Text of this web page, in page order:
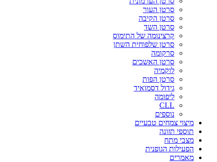
סרטן העור
סרטן הקיבה
סרטן השד
קרצינומה של התימוס
סרטן שלפוחית השתן
סרקומה
סרטן האשכים
לוקמיה
סרטן הפות
גידול דסמואיד
ליפומה
CLL
נוספים
מיצוי צמחים טבעיים
תוספי תזונה
מצבי מתח
הפעילות הגופנית
מאמרים